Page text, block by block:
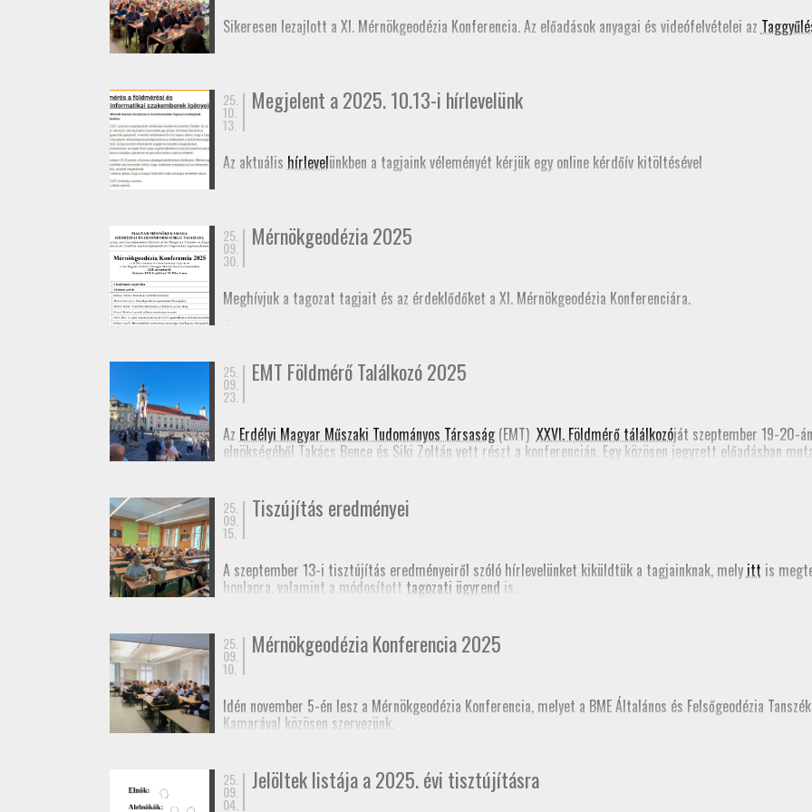
A konferencia egyik különlegessége volt, hogy a jelenlegi tagozati elnök mellett három korábbi elnök is
November 27-én azAlaponthálózati tudástár bővítése című szakmai továbbképzés programjában is
elmozdulásának vizsgálatáról.
Sikeresen lezajlott a XI. Mérnökgeodézia Konferencia. Az előadások anyagai és videófelvételei az
25.
10.
13.
Megjelent a 2025. 10.13-i hírlevelünk
Az aktuális hírlevelünkben a tagjaink véleményét kérjük egy online kérdőív kitöltésével
25.
09.
30.
Mérnökgeodézia 2025
Meghívjuk a tagozat tagjait és az érdeklődőket a XI. Mérnökgeodézia Konferenciára.
Meghívó
25.
09.
23.
EMT Földmérő Találkozó 2025
Az Erdélyi Magyar Műszaki Tudományos Társaság(EMT) XXVI. Földmérő tálálkozóját szeptember 19-20-
elnökségéből Takács Bence és Siki Zoltán vett részt a konferencián. Egy közösen jegyzett előadásban
25.
09.
15.
Tiszújítás eredményei
A szeptember 13-i tisztújítás eredményeiről szóló hírlevelünket kiküldtük a tagjainknak, mely itt is
honlapra, valamint a módosított tagozati ügyrend is.
25.
09.
10.
Mérnökgeodézia Konferencia 2025
Idén november 5-én lesz a Mérnökgeodézia Konferencia, melyet a BME Általános és Felsőgeodézia
Kamarával közösen szervezünk.
Várjuk még előadók jelentkezését!
25.
09.
04.
Jelöltek listája a 2025. évi tisztújításra